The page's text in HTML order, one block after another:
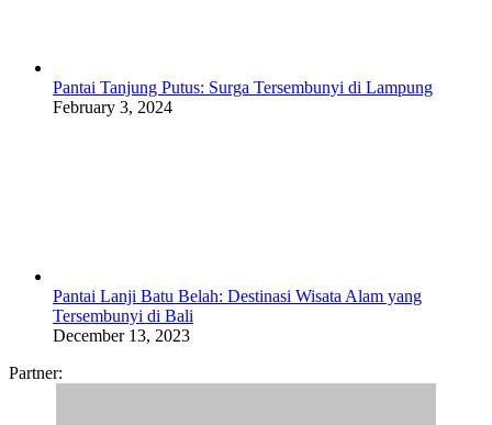
Pantai Tanjung Putus: Surga Tersembunyi di Lampung
February 3, 2024
Pantai Lanji Batu Belah: Destinasi Wisata Alam yang
Tersembunyi di Bali
December 13, 2023
Partner: